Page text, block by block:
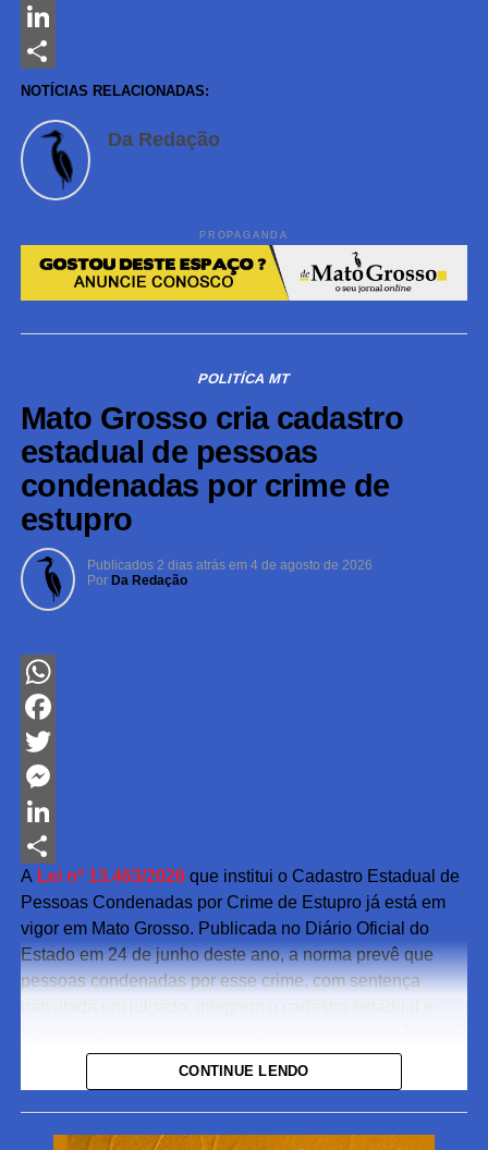
Messenger
LinkedIn
Share
NOTÍCIAS RELACIONADAS:
Da Redação
PROPAGANDA
POLITÍCA MT
Mato Grosso cria cadastro
estadual de pessoas
condenadas por crime de
estupro
Publicados 2 dias atrás em 4 de agosto de 2026
Por Da Redação
WhatsApp
Facebook
Twitter
Messenger
LinkedIn
Share
A Lei nº 13.463/2026 que institui o Cadastro Estadual de
Pessoas Condenadas por Crime de Estupro já está em
vigor em Mato Grosso. Publicada no Diário Oficial do
Estado em 24 de junho deste ano, a norma prevê que
pessoas condenadas por esse crime, com sentença
da administração estadual.
sexual por meio da organização de informações que
CONTINUE LENDO